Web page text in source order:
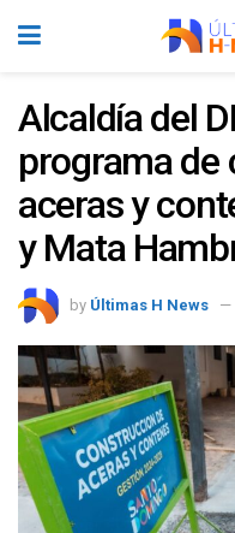
Alcaldía del
programa
aceras y
y Mata
by Últimas H News